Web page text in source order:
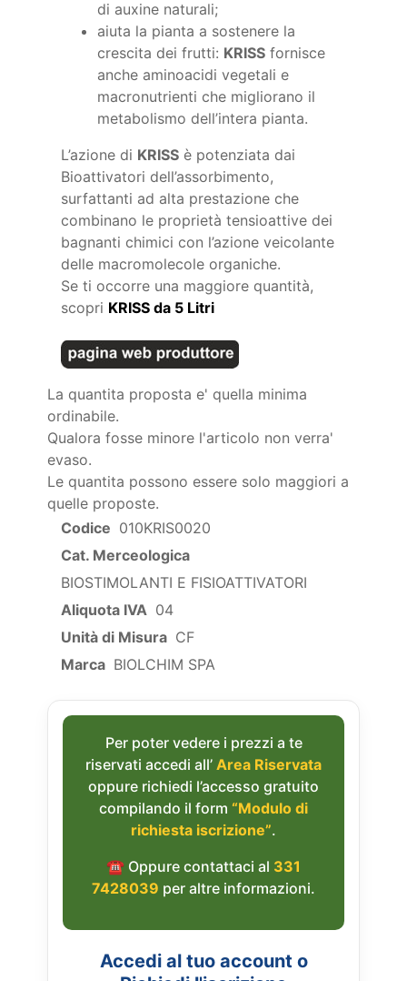
di auxine naturali;
aiuta la pianta a sostenere la
crescita dei frutti: KRISS fornisce
anche aminoacidi vegetali e
macronutrienti che migliorano il
metabolismo dell’intera pianta.
L’azione di KRISS è potenziata dai
Bioattivatori dell’assorbimento,
surfattanti ad alta prestazione che
combinano le proprietà tensioattive dei
bagnanti chimici con l’azione veicolante
delle macromolecole organiche.
Se ti occorre una maggiore quantità,
scopri KRISS da 5 Litri
La quantita proposta e' quella minima
ordinabile.
Qualora fosse minore l'articolo non verra'
evaso.
Le quantita possono essere solo maggiori a
quelle proposte.
Codice 010KRIS0020
Cat. Merceologica
BIOSTIMOLANTI E FISIOATTIVATORI
Aliquota IVA 04
Unità di Misura CF
Marca BIOLCHIM SPA
Per poter vedere i prezzi a te
riservati accedi all’ Area Riservata
oppure richiedi l’accesso gratuito
compilando il form “Modulo di
richiesta iscrizione”.
☎︎ Oppure contattaci al 331
7428039 per altre informazioni.
Accedi al tuo account o